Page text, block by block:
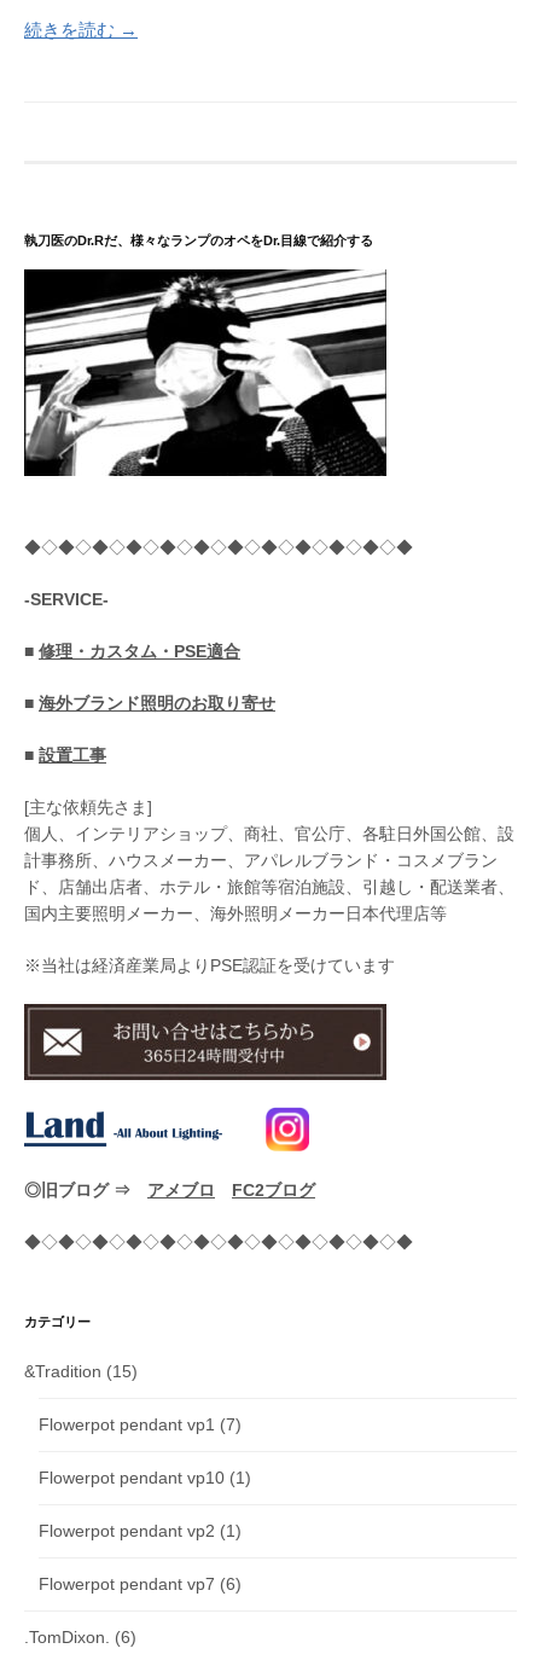
続きを読む →
執刀医のDr.Rだ、様々なランプのオペをDr.目線で紹介する
◆◇◆◇◆◇◆◇◆◇◆◇◆◇◆◇◆◇◆◇◆◇◆
-SERVICE-
■ 修理・カスタム・PSE適合
■ 海外ブランド照明のお取り寄せ
■ 設置工事
[主な依頼先さま]
個人、インテリアショップ、商社、官公庁、各駐日外国公館、設
計事務所、ハウスメーカー、アパレルブランド・コスメブラン
ド、店舗出店者、ホテル・旅館等宿泊施設、引越し・配送業者、
国内主要照明メーカー、海外照明メーカー日本代理店等
※当社は経済産業局よりPSE認証を受けています
◎旧ブログ ⇒ アメブロ FC2ブログ
◆◇◆◇◆◇◆◇◆◇◆◇◆◇◆◇◆◇◆◇◆◇◆
カテゴリー
&Tradition (15)
Flowerpot pendant vp1 (7)
Flowerpot pendant vp10 (1)
Flowerpot pendant vp2 (1)
Flowerpot pendant vp7 (6)
.TomDixon. (6)